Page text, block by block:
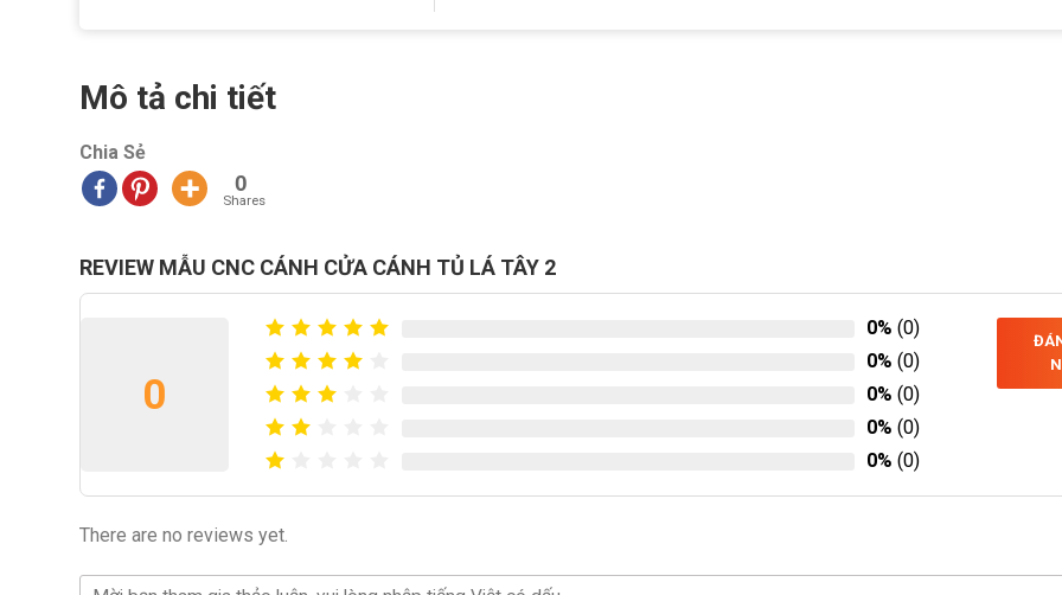
Mô tả chi tiết
Chia Sẻ
0
Shares
REVIEW MẪU CNC CÁNH CỬA CÁNH TỦ LÁ TÂY 2
0
0% (0)
0% (0)
0% (0)
0% (0)
0% (0)
There are no reviews yet.